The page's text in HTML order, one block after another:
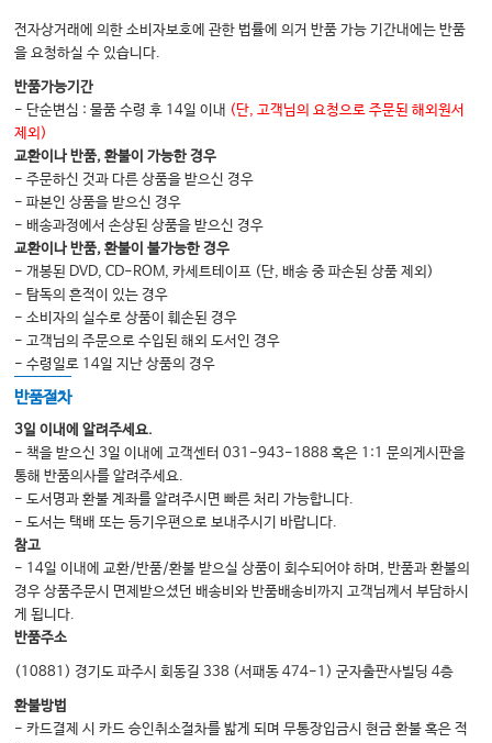
전자상거래에 의한 소비자보호에 관한 법률에 의거 반품 가능 기간내에는 반품
을 요청하실 수 있습니다.
반품가능기간
- 단순변심 : 물품 수령 후 14일 이내 (단, 고객님의 요청으로 주문된 해외원서
제외)
교환이나 반품, 환불이 가능한 경우
- 주문하신 것과 다른 상품을 받으신 경우
- 파본인 상품을 받으신 경우
- 배송과정에서 손상된 상품을 받으신 경우
교환이나 반품, 환불이 불가능한 경우
- 개봉된 DVD, CD-ROM, 카세트테이프 (단, 배송 중 파손된 상품 제외)
- 탐독의 흔적이 있는 경우
- 소비자의 실수로 상품이 훼손된 경우
- 고객님의 주문으로 수입된 해외 도서인 경우
- 수령일로 14일 지난 상품의 경우
반품절차
3일 이내에 알려주세요.
- 책을 받으신 3일 이내에 고객센터 031-943-1888 혹은 1:1 문의게시판을
통해 반품의사를 알려주세요.
- 도서명과 환불 계좌를 알려주시면 빠른 처리 가능합니다.
- 도서는 택배 또는 등기우편으로 보내주시기 바랍니다.
참고
- 14일 이내에 교환/반품/환불 받으실 상품이 회수되어야 하며, 반품과 환불의
경우 상품주문시 면제받으셨던 배송비와 반품배송비까지 고객님께서 부담하시
게 됩니다.
반품주소
(10881) 경기도 파주시 회동길 338 (서패동 474-1) 군자출판사빌딩 4층
환불방법
- 카드결제 시 카드 승인취소절차를 밟게 되며 무통장입금시 현금 환불 혹은 적